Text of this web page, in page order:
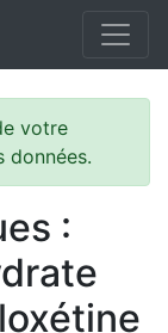
votre
données.
: